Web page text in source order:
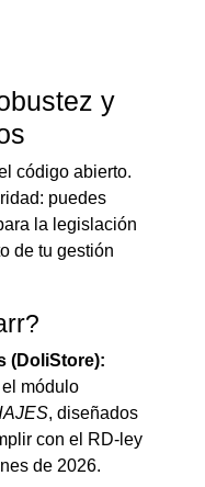
y
código abierto.
puedes
la legislación
de tu gestión
(DoliStore):
módulo
, diseñados
con el RD-ley
de 2026.